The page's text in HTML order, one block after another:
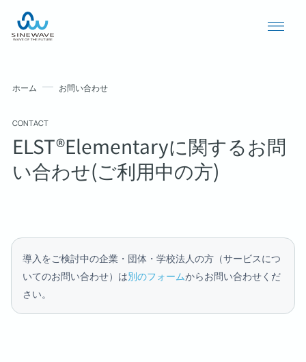
ニュース
個人情報保護方針
ホーム お問い合わせ
CONTACT
ELST®Elementaryに関するお問
い合わせ(ご利用中の方)
導入をご検討中の企業・団体・学校法人の方（サービスにつ
いてのお問い合わせ）は別のフォームからお問い合わせくだ
さい。